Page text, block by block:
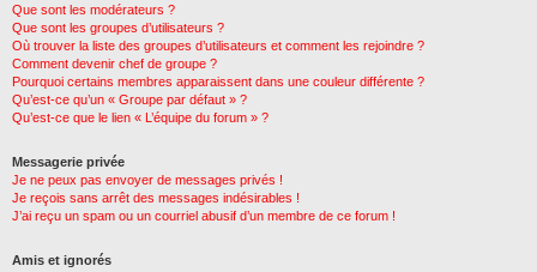
Que sont les modérateurs ?
Que sont les groupes d’utilisateurs ?
Où trouver la liste des groupes d’utilisateurs et comment les rejoindre ?
Comment devenir chef de groupe ?
Pourquoi certains membres apparaissent dans une couleur différente ?
Qu’est-ce qu’un « Groupe par défaut » ?
Qu’est-ce que le lien « L’équipe du forum » ?
Messagerie privée
Je ne peux pas envoyer de messages privés !
Je reçois sans arrêt des messages indésirables !
J’ai reçu un spam ou un courriel abusif d’un membre de ce forum !
Amis et ignorés